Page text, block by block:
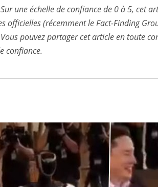
une échelle de confiance de 0 à 5, cet
officielles (récemment le Fact-Finding
pouvez partager cet article en toute
confiance.